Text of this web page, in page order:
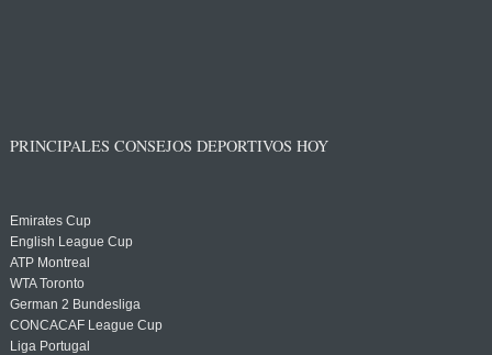
PRINCIPALES CONSEJOS DEPORTIVOS HOY
Emirates Cup
English League Cup
ATP Montreal
WTA Toronto
German 2 Bundesliga
CONCACAF League Cup
Liga Portugal